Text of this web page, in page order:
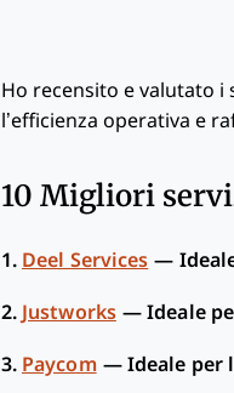
Ho recensito e valutato
l’efficienza operativa e
10 Migliori
1. Deel Services —
2. Justworks —Ideale
3. Paycom — Ideale per